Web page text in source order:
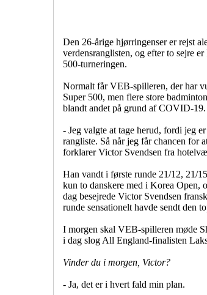
Den 26-årige hjørringenser er rejst
verdensranglisten, og efter to sejre
500-turneringen.
Normalt får VEB-spilleren, der har
Super 500, men flere store
blandt andet på grund af COVID-19.
- Jeg valgte at tage herud, fordi jeg
rangliste. Så når jeg får chancen for
forklarer Victor Svendsen fra
Han vandt i første runde 21/12, 21/
kun to danskere med i Korea Open,
dag besejrede Victor Svendsen
runde sensationelt havde sendt den
I morgen skal VEB-spilleren møde
i dag slog All England-finalisten
Vinder du i morgen, Victor?
- Ja, det er i hvert fald min plan.